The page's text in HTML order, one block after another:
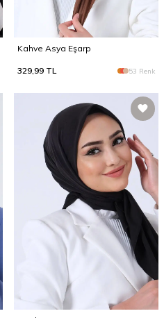
Kahve Asya Eşarp
329,99 TL 53 Renk